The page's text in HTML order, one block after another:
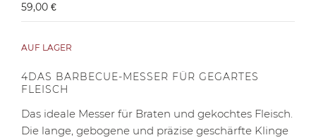
59,00 €
AUF LAGER
4DAS BARBECUE-MESSER FÜR GEGARTES
FLEISCH
Das ideale Messer für Braten und gekochtes Fleisch.
Die lange, gebogene und präzise geschärfte Klinge